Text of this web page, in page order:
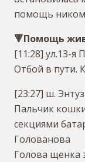
помощь
🔻Помощь
[11:28] ул.13-я
Отбой в пути.
[23:27] ш.
Пальчик
секциями
Голованова
Голова щенка